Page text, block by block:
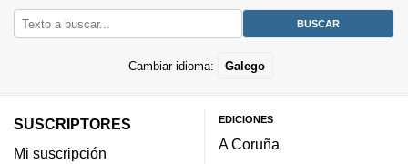
Cambiar idioma: Galego
SUSCRIPTORES
Mi suscripción
EDICIONES
A Coruña